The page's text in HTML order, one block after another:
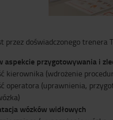
przez doświadczonego trenera
aspekcie przygotowywania i
kierownika (wdrożenie
operatora (uprawnienia,
wózków widłowych